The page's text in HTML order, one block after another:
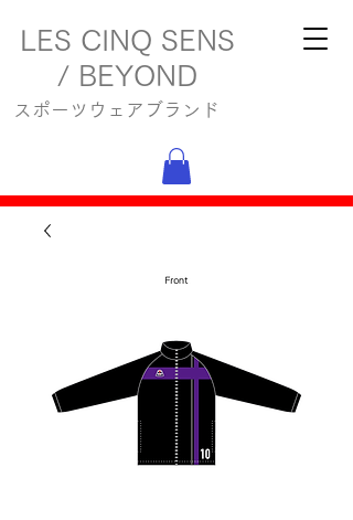
LES CINQ SENS
/ BEYOND
スポーツウェアブランド